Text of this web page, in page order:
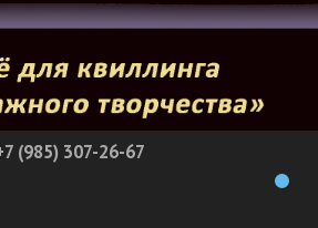
(985) 307-26-67